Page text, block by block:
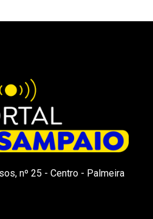
nº 25 - Centro - Palmeira